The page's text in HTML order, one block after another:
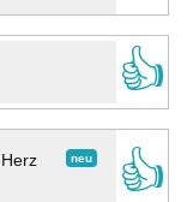
👍
neu 👍